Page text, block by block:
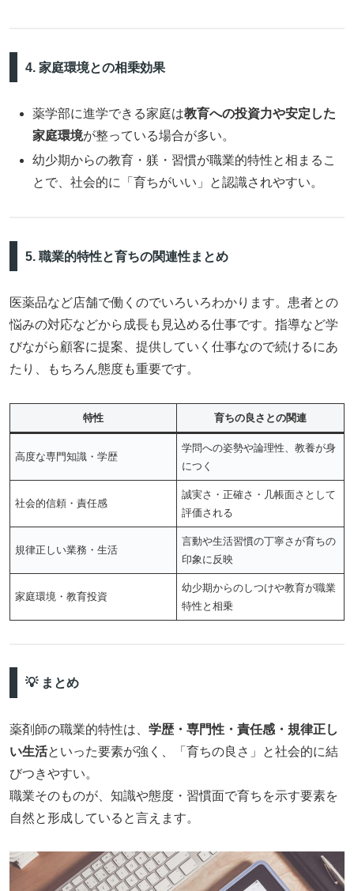
4. 家庭環境との相乗効果
薬学部に進学できる家庭は教育への投資力や安定した
家庭環境が整っている場合が多い。
幼少期からの教育・躾・習慣が職業的特性と相まるこ
とで、社会的に「育ちがいい」と認識されやすい。
5. 職業的特性と育ちの関連性まとめ
医薬品など店舗で働くのでいろいろわかります。患者との
悩みの対応などから成長も見込める仕事です。指導など学
びながら顧客に提案、提供していく仕事なので続けるにあ
たり、もちろん態度も重要です。
特性 育ちの良さとの関連
高度な専門知識・学歴
学問への姿勢や論理性、教養が身
につく
社会的信頼・責任感
誠実さ・正確さ・几帳面さとして
評価される
規律正しい業務・生活
言動や生活習慣の丁寧さが育ちの
印象に反映
家庭環境・教育投資
幼少期からのしつけや教育が職業
特性と相乗
💡 まとめ
薬剤師の職業的特性は、 学歴・専門性・責任感・規律正し
い生活といった要素が強く、「育ちの良さ」と社会的に結
びつきやすい。
職業そのものが、知識や態度・習慣面で育ちを示す要素を
自然と形成していると言えます。